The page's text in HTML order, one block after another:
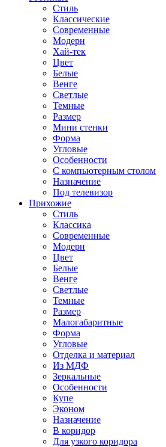
Стиль
Классические
Современные
Модерн
Хай-тек
Цвет
Белые
Венге
Светлые
Темные
Размер
Мини стенки
Форма
Угловые
Особенности
С компьютерным столом
Назначение
Под телевизор
Прихожие
Стиль
Классика
Современные
Модерн
Цвет
Белые
Венге
Светлые
Темные
Размер
Малогабаритные
Форма
Угловые
Отделка и материал
Из МДФ
Зеркальные
Особенности
Купе
Эконом
Назначение
В коридор
Для узкого коридора